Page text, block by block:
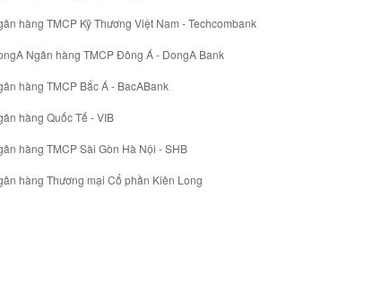
hàng TMCP Kỹ Thương Việt Nam - Techcombank
Ngân hàng TMCP Đông Á - DongA Bank
hàng TMCP Bắc Á - BacABank
hàng Quốc Tế - VIB
hàng TMCP Sài Gòn Hà Nội - SHB
hàng Thương mại Cổ phần Kiên Long